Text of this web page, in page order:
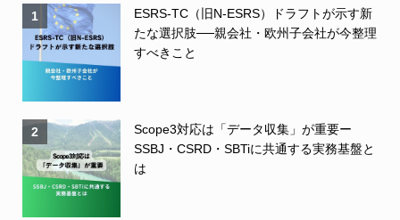
1
ESRS-TC（旧N-ESRS）ドラフトが示す新
たな選択肢──親会社・欧州子会社が今整理
すべきこと
2
Scope3対応は「データ収集」が重要ー
SSBJ・CSRD・SBTiに共通する実務基盤と
は